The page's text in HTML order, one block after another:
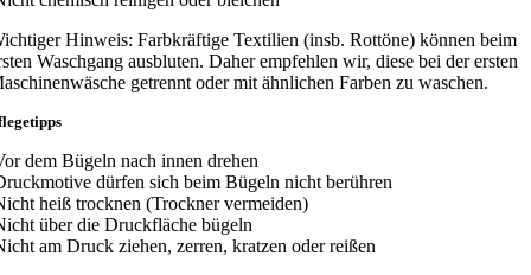
Hinweis: Farbkräftige Textilien (insb. Rottöne) können beim
Waschgang ausbluten. Daher empfehlen wir, diese bei der ersten
getrennt oder mit ähnlichen Farben zu waschen.
dem Bügeln nach innen drehen
dürfen sich beim Bügeln nicht berühren
heiß trocknen (Trockner vermeiden)
über die Druckfläche bügeln
am Druck ziehen, zerren, kratzen oder reißen